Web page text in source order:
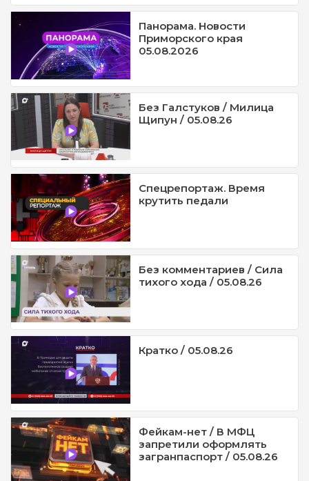
Панорама. Новости
Приморского края
05.08.2026
Без Галстуков / Милица
Щипун / 05.08.26
Спецрепортаж. Время
крутить педали
Без комментариев / Сила
тихого хода / 05.08.26
Кратко / 05.08.26
Фейкам-нет / В МФЦ
запретили оформлять
загранпаспорт / 05.08.26